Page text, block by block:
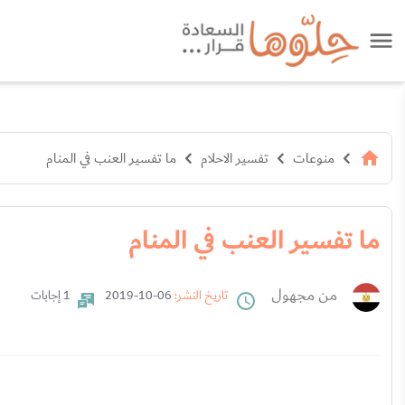
منوعات تفسير الاحلام ما تفسير العنب في المنام
ما تفسير العنب في المنام
من مجهول تاريخ النشر: 1 إجابات